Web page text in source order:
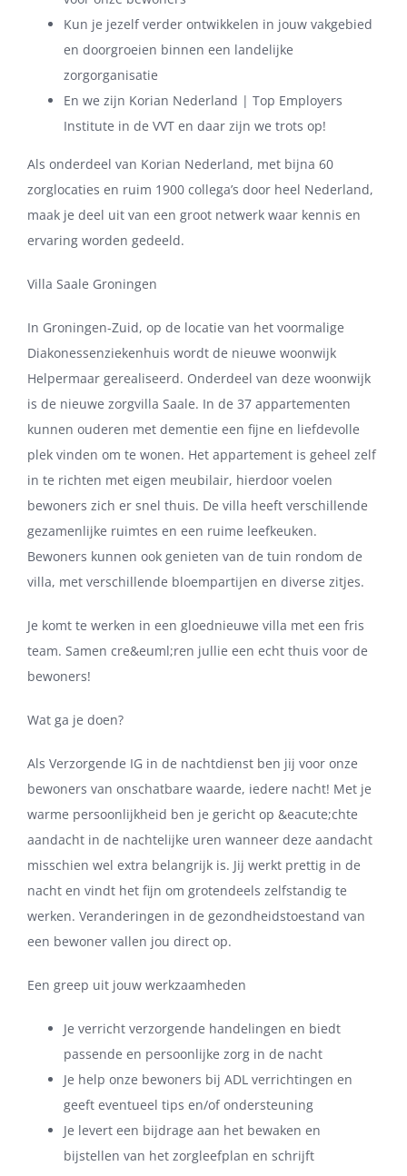
Kun je jezelf verder ontwikkelen in jouw vakgebied
en doorgroeien binnen een landelijke
zorgorganisatie
En we zijn Korian Nederland | Top Employers
Institute in de VVT en daar zijn we trots op!
Als onderdeel van Korian Nederland, met bijna 60
zorglocaties en ruim 1900 collega’s door heel Nederland,
maak je deel uit van een groot netwerk waar kennis en
ervaring worden gedeeld.
Villa Saale Groningen
In Groningen-Zuid, op de locatie van het voormalige
Diakonessenziekenhuis wordt de nieuwe woonwijk
Helpermaar gerealiseerd. Onderdeel van deze woonwijk
is de nieuwe zorgvilla Saale. In de 37 appartementen
kunnen ouderen met dementie een fijne en liefdevolle
plek vinden om te wonen. Het appartement is geheel zelf
in te richten met eigen meubilair, hierdoor voelen
bewoners zich er snel thuis. De villa heeft verschillende
gezamenlijke ruimtes en een ruime leefkeuken.
Bewoners kunnen ook genieten van de tuin rondom de
villa, met verschillende bloempartijen en diverse zitjes.
Je komt te werken in een gloednieuwe villa met een fris
team. Samen cre&euml;ren jullie een echt thuis voor de
bewoners!
Wat ga je doen?
Als Verzorgende IG in de nachtdienst ben jij voor onze
bewoners van onschatbare waarde, iedere nacht! Met je
warme persoonlijkheid ben je gericht op &eacute;chte
aandacht in de nachtelijke uren wanneer deze aandacht
misschien wel extra belangrijk is. Jij werkt prettig in de
nacht en vindt het fijn om grotendeels zelfstandig te
werken. Veranderingen in de gezondheidstoestand van
een bewoner vallen jou direct op.
Een greep uit jouw werkzaamheden
Je verricht verzorgende handelingen en biedt
passende en persoonlijke zorg in de nacht
Je help onze bewoners bij ADL verrichtingen en
geeft eventueel tips en/of ondersteuning
Je levert een bijdrage aan het bewaken en
bijstellen van het zorgleefplan en schrijft